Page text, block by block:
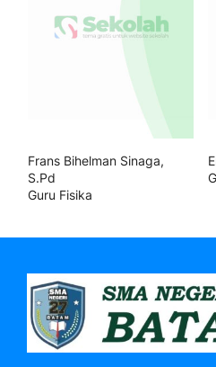
Frans Bihelman Sinaga,
S.Pd
Guru Fisika